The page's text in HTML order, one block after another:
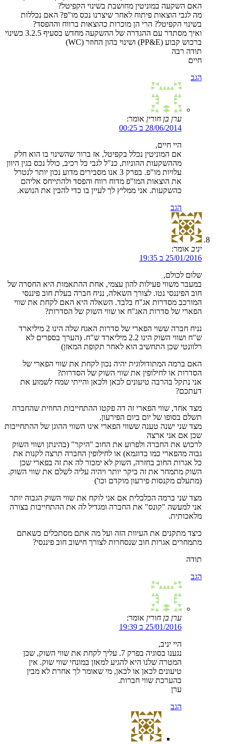
האם השקעה במוניטין מחושבת בשינוי הקפיטל?
מה לגבי הוצאות פיתוח לאחר שיצרנו נכס מו"פ? האם נכללות
בשינוי הקפיטל? הרי הן מוכרות כהוצאות ברווח וההפסד?
ואיך מסתדר עם ההגדרה של ההשקעה מחדש בסעיף 3.2.5 כשינוי
ברכוש קבוע (PP&E) ושינוי בהון החוזר (WC)
תודה רבה
חיים
הגב
ערן בן חורין אומר:
28/06/2014 ב 00:25
היי חיים,
אם המוניטין נכלל בקפיטל, אז ברור שהשינוי בו הוא חלק
מההשקעות ההוניות, כנ"ל לגבי כל רכיב, כולל נכס בגין היוון
עלויות מו"פ. בפרק 3 אנו מסבירים מדוע נכון יותר לנטרל
את הוצאות המו"פ מדוח רווח והפסד ולהתייחס אליהם
כהשקעות. אני ממליץ לך לעיין בו כדי להבין את הנושא.
הגב
יניב אומר:
25/01/2016 ב 19:35
שלום לכולם,
במעבר משווי פעילות להון עצמי, אחת ההתאמות היא החסרה של
חוב הפיננסי נטו. לצורך השאלה, נניח חברה בעלת חוב פיננסי
המורכב מסדרות אג"ח בלבד. השאלה היא האם לקחת את שווי
הפארי של סדרות האג"ח או שווי השוק של הסדרות?
נניח חברה ששוי הפארי של סדרות האגח שלה הינו 2 מיליארד
ש"ח ושווי השוק הינו 2.2 מיליארד ש"ח. (הערך בספרים לא
רלוונטי שכן התחשיב הוא לאחר תקופת המאזן)
האם ברמה המתודולוגית יהיה נכון לקחת את שווי הפארי של
הסדרות או לחילופין את שווי השוק של הסדרות?
אני נתקל בהרבה טיעונים לכאן ולכאן והייתי שמח לשמוע את
דעתכם?
מצד אחד, שווי הפארי זה דה פקטו ההתחייבות החוזית שהחברה
תשלם בסופו של יום ביום הפירעון.
מצד שני ישנה טענה ששווי הפארי אינו השווי ההוגן של ההתחייבות
שכן אם אני ארצה
לרכוש את החברה ולפרוע את החוב "היקר" (בהינתן ושווי השוק
גבוה מהפארי כמו בדוגמא) או לחילופין החברה תרצה לקנות את
כל אגרות החוב בחזרה, השוק לא ימכור לה את זה בפארי שכן
השוק מתמחר את זה ביקר יותר ויהיה עליה לשלם את שווי השוק.
(מתעלם מקנסות פירעון מוקדם וכו')
מצד שני ברמה הכלכלית אם אני לוקח את שווי השוק הגבוה יותר
אני למעשה "קונס" את החברה ומגדיל לה את ההתחייבות בצורה
מלאכותית.
כיצד מתקנים את העיוות הזה ועל מה אתם מסתכלים כשאתם
מתמחרים אגרות חוב שנסחרות לצורך חישוב חוב פיננסי?
תודה
הגב
ערן בן חורין אומר:
25/01/2016 ב 19:39
היי יניב,
נגענו בסוגיה בפרק 7. עליך לקחת את שווי השוק, שכן
המטרה שלנו היא להגיע למאזן במונחי שווי שוק. אין
טיעונים לכאן או לכאן, מי שאומר לך אחרת לא מבין
בהערכת שווי חברות.
ערן
הגב